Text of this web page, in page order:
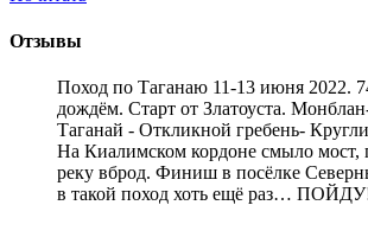
Отзывы
Поход по Таганаю 11-13 июня 2022.
дождём. Старт от Златоуста.
Таганай - Откликной гребень-
На Киалимском кордоне смыло мост,
реку вброд. Финиш в посёлке
в такой поход хоть ещё раз…